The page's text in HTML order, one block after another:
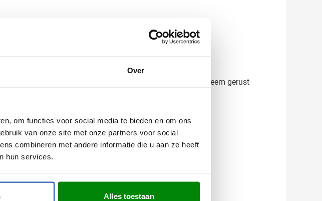
Over
om functies voor social media te bieden en om ons
van onze site met onze partners voor social
combineren met andere informatie die u aan ze heeft
hun services.
Alles toestaan
het vooraf. Heb je vragen over de mogelijkheden? Neem gerust